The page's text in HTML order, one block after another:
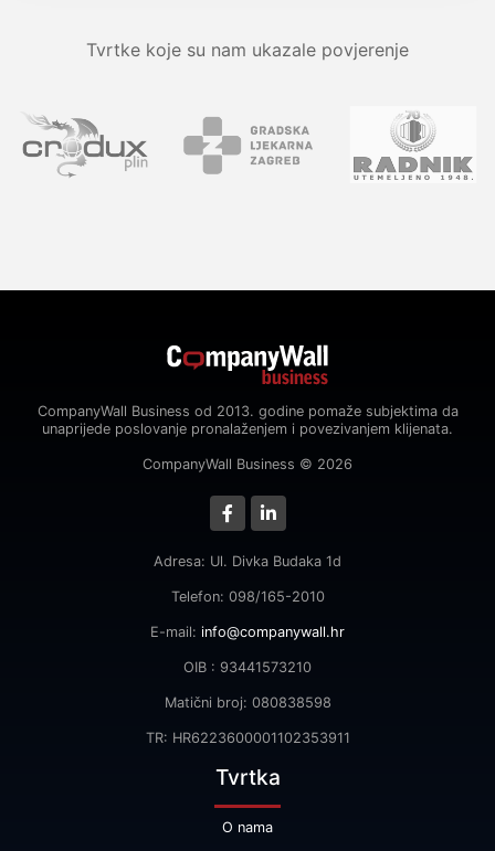
Tvrtke koje su nam ukazale povjerenje
CompanyWall Business od 2013. godine pomaže subjektima da
unaprijede poslovanje pronalaženjem i povezivanjem klijenata.
CompanyWall Business © 2026
Adresa: Ul. Divka Budaka 1d
Telefon: 098/165-2010
E-mail: info@companywall.hr
OIB : 93441573210
Matični broj: 080838598
TR: HR6223600001102353911
Tvrtka
O nama